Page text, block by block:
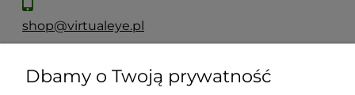
shop@virtualeye.pl
Moje konto
Dbamy o Twoją prywatność